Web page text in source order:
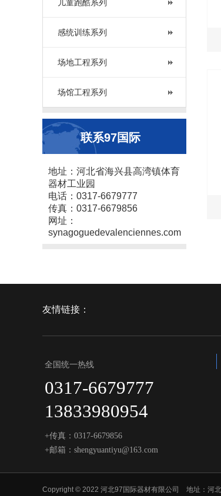
儿童跑酷系列
感统训练系列
场地工程系列
场馆工程系列
联系97国际
地址：河北省海兴县高湾镇体育
器材工业园
电话：0317-6679777
传真：0317-6679856
网址：
synagoguedevalenciennes.com
友情链接：
全国统一热线
0317-6679777
13833980954
+传真：0317-6679856
+邮箱：shengyuantiyu@163.com
Copyright © 2022 河北97国际器材有限公司 地址：河